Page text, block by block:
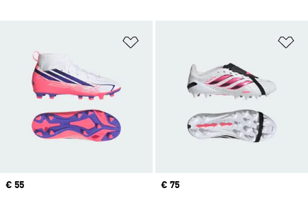
Price
€ 55
Price
€ 75